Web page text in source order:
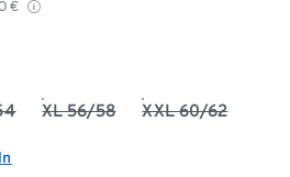
€
XL 56/58 XXL 60/62